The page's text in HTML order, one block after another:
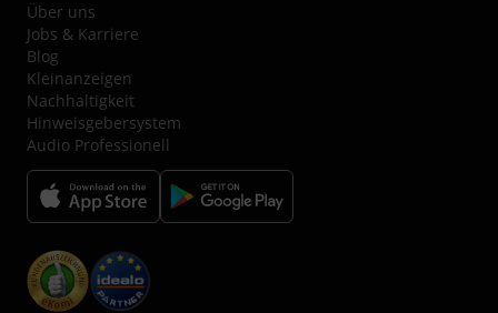
Über uns
Jobs & Karriere
Blog
Kleinanzeigen
Nachhaltigkeit
Hinweisgebersystem
Audio Professionell